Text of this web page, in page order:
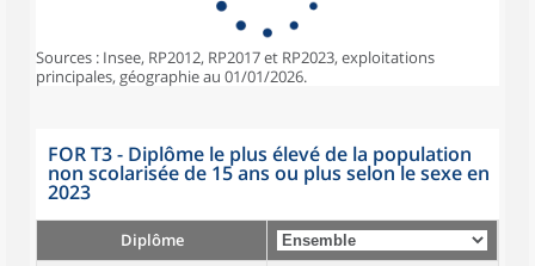
Sources : Insee, RP2012, RP2017 et RP2023, exploitations
principales, géographie au 01/01/2026.
FOR T3 - Diplôme le plus élevé de la population
non scolarisée de 15 ans ou plus selon le sexe en
2023
Diplôme